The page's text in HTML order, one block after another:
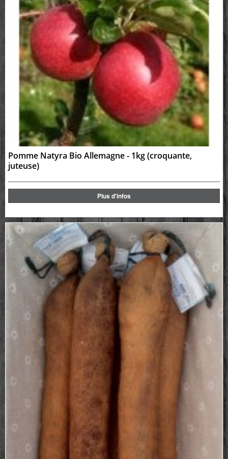
Pomme Natyra Bio Allemagne - 1kg (croquante,
juteuse)
Plus d'infos